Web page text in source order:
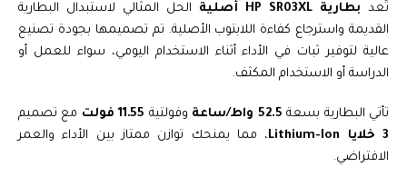
تُعد بطارية HP SR03XL أصلية
الحل المثالي لاستبدال البطارية
القديمة واسترجاع كفاءة اللابتوب الأصلية. تم تصميمها بجودة تصنيع
عالية لتوفير ثبات في الأداء أثناء الاستخدام اليومي، سواء للعمل أو
الدراسة أو الاستخدام المكثف.
تأتي البطارية بسعة 52.5 واط/ساعة وفولتية 11.55 فولت
مع تصميم
3 خلايا Lithium-Ion
، مما يمنحك توازن ممتاز بين الأداء والعمر
الافتراضي.